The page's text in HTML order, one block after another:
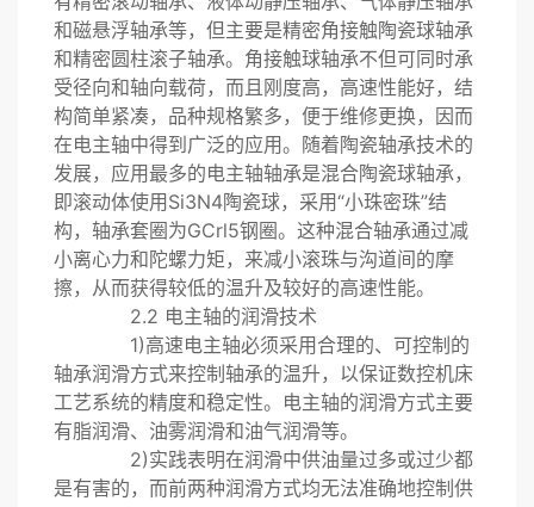
和磁悬浮轴承等，但主要是精密角接触陶瓷球轴承
和精密圆柱滚子轴承。角接触球轴承不但可同时承
受径向和轴向载荷，而且刚度高，高速性能好，结
构简单紧凑，品种规格繁多，便于维修更换，因而
在电主轴中得到广泛的应用。随着陶瓷轴承技术的
发展，应用最多的电主轴轴承是混合陶瓷球轴承，
即滚动体使用Si3N4陶瓷球，采用“小珠密珠”结
构，轴承套圈为GCrl5钢圈。这种混合轴承通过减
小离心力和陀螺力矩，来减小滚珠与沟道间的摩
擦，从而获得较低的温升及较好的高速性能。
2.2 电主轴的润滑技术
1)高速电主轴必须采用合理的、可控制的
轴承润滑方式来控制轴承的温升，以保证数控机床
工艺系统的精度和稳定性。电主轴的润滑方式主要
有脂润滑、油雾润滑和油气润滑等。
2)实践表明在润滑中供油量过多或过少都
是有害的，而前两种润滑方式均无法准确地控制供